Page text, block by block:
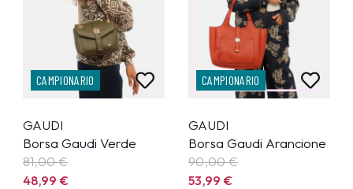
CAMPIONARIO
GAUDI
Borsa Gaudi Verde
81,00 €
48,99€
CAMPIONARIO
GAUDI
Borsa Gaudi Arancione
90,00 €
53,99€